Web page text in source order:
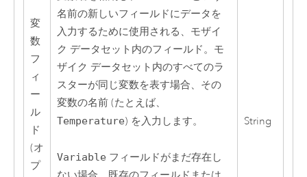
変
数
フ
ィ
ー
ル
ド
(オ
プ
名前の新しいフィールドにデータを
入力するために使用される、モザイ
ク データセット内のフィールド。モ
ザイク データセット内のすべてのラ
スターが同じ変数を表す場合、その
変数の名前 (たとえば、
Temperature) を入力します。
Variable フィールドがまだ存在し
String